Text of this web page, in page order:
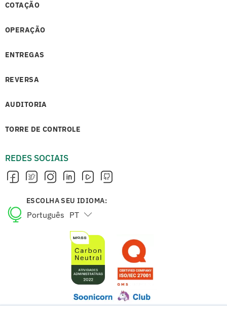
COTAÇÃO
OPERAÇÃO
ENTREGAS
REVERSA
AUDITORIA
TORRE DE CONTROLE
REDES SOCIAIS
ESCOLHA SEU IDIOMA:
Português PT
English EN